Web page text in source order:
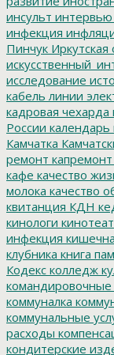
инсульт интервью
инфекция
Пинчук Иркутская
исследование
кабель линии
кадровая чехарда
России календарь
Камчатка
ремонт капремонт
кафе качество
молока качество
квитанция КДН
кинологи
инфекция
клубника книга
Кодекс колледж
командировочные
коммуналка
коммунальные
расходы
кондитерские